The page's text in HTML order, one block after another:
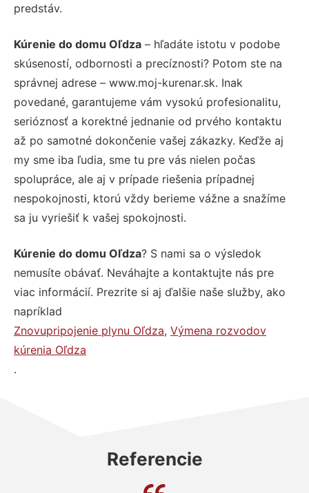
predstáv.
Kúrenie do domu Oľdza – hľadáte istotu v podobe
skúseností, odbornosti a precíznosti? Potom ste na
správnej adrese – www.moj-kurenar.sk. Inak
povedané, garantujeme vám vysokú profesionalitu,
serióznosť a korektné jednanie od prvého kontaktu
až po samotné dokončenie vašej zákazky. Keďže aj
my sme iba ľudia, sme tu pre vás nielen počas
spolupráce, ale aj v prípade riešenia prípadnej
nespokojnosti, ktorú vždy berieme vážne a snažíme
sa ju vyriešiť k vašej spokojnosti.
Kúrenie do domu Oľdza? S nami sa o výsledok
nemusíte obávať. Neváhajte a kontaktujte nás pre
viac informácií. Prezrite si aj ďalšie naše služby, ako
napríklad
Znovupripojenie plynu Oľdza, Výmena rozvodov
kúrenia Oľdza
.
Referencie